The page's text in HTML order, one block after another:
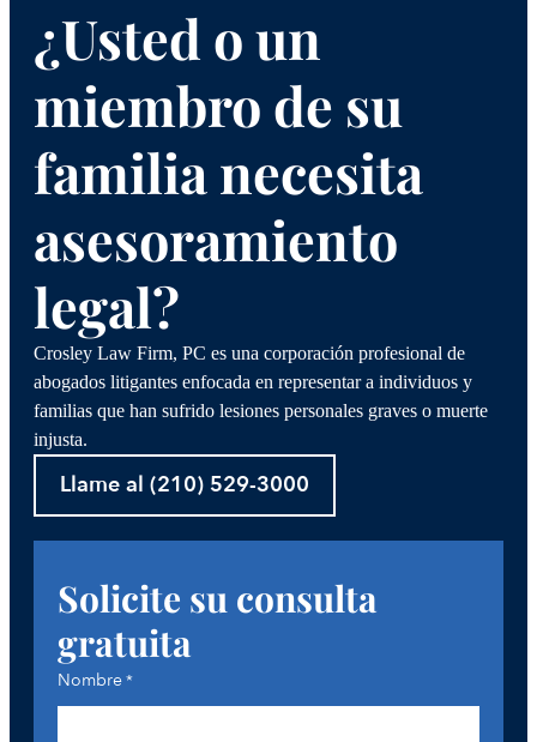
¿Usted o un
miembro de su
familia necesita
asesoramiento
legal?
Crosley Law Firm, PC es una corporación profesional de
abogados litigantes enfocada en representar a individuos y
familias que han sufrido lesiones personales graves o muerte
injusta.
Llame al (210) 529-3000
Solicite su consulta
gratuita
Nombre*